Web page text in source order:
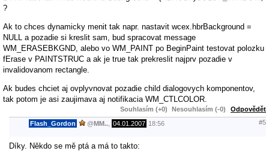
?
Ak to chces dynamicky menit tak napr. nastavit wcex.hbrBackground =
NULL a pozadie si kreslit sam, bud spracovat message
WM_ERASEBKGND, alebo vo WM_PAINT po BeginPaint testovat polozku
fErase v PAINTSTRUC a ak je true tak prekreslit najprv pozadie v
invalidovanom rectangle.
Ak budes chciet aj ovplyvnovat pozadie child dialogovych komponentov,
tak potom je asi zaujimava aj notifikacia WM_CTLCOLOR.
Souhlasím (+0) Nesouhlasím (-0) Odpovědět
Flash_Gordon @MM.. 04.01.2007 18:56 #5
Díky. Někdo se mě ptá a má to takto: